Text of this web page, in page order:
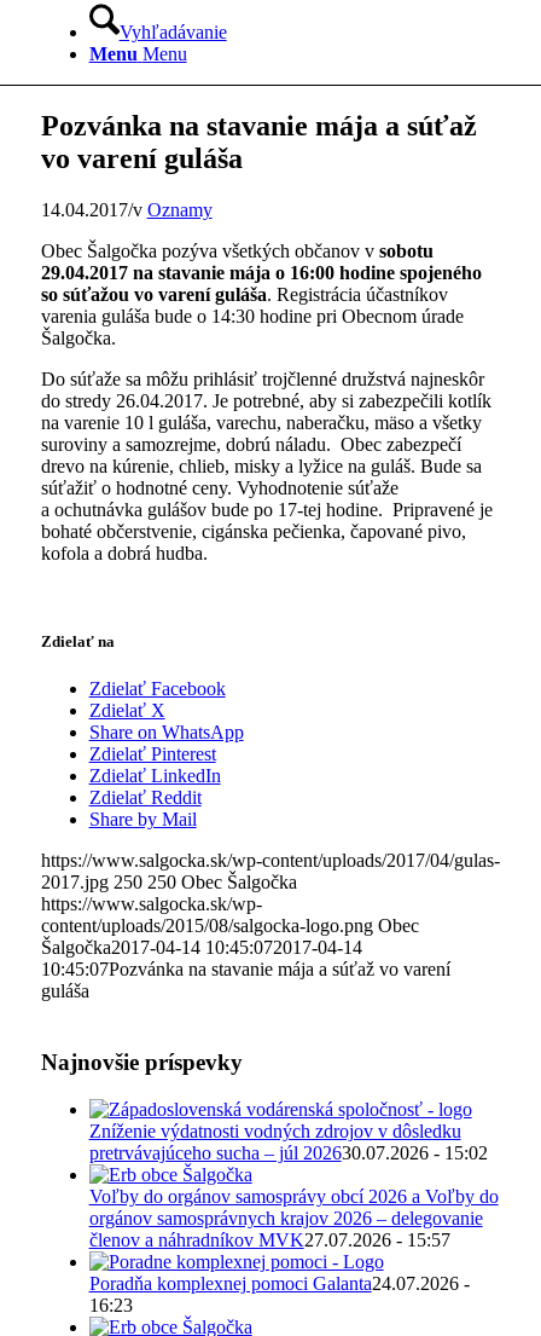
Vyhľadávanie
Menu Menu
Pozvánka na stavanie mája a súťaž
vo varení guláša
14.04.2017/v Oznamy
Obec Šalgočka pozýva všetkých občanov v sobotu
29.04.2017 na stavanie mája o 16:00 hodine spojeného
so súťažou vo varení guláša. Registrácia účastníkov
varenia guláša bude o 14:30 hodine pri Obecnom úrade
Šalgočka.
Do súťaže sa môžu prihlásiť trojčlenné družstvá najneskôr
do stredy 26.04.2017. Je potrebné, aby si zabezpečili kotlík
na varenie 10 l guláša, varechu, naberačku, mäso a všetky
suroviny a samozrejme, dobrú náladu. Obec zabezpečí
drevo na kúrenie, chlieb, misky a lyžice na guláš. Bude sa
súťažiť o hodnotné ceny. Vyhodnotenie súťaže
a ochutnávka gulášov bude po 17-tej hodine. Pripravené je
bohaté občerstvenie, cigánska pečienka, čapované pivo,
kofola a dobrá hudba.
Zdielať na
Zdielať Facebook
Zdielať X
Share on WhatsApp
Zdielať Pinterest
Zdielať LinkedIn
Zdielať Reddit
Share by Mail
https://www.salgocka.sk/wp-content/uploads/2017/04/gulas-
2017.jpg 250 250 Obec Šalgočka
https://www.salgocka.sk/wp-
content/uploads/2015/08/salgocka-logo.png Obec
Šalgočka2017-04-14 10:45:072017-04-14
10:45:07Pozvánka na stavanie mája a súťaž vo varení
guláša
Najnovšie príspevky
Zníženie výdatnosti vodných zdrojov v dôsledku
pretrvávajúceho sucha – júl 202630.07.2026 - 15:02
Voľby do orgánov samosprávy obcí 2026 a Voľby do
orgánov samosprávnych krajov 2026 – delegovanie
členov a náhradníkov MVK27.07.2026 - 15:57
Poradňa komplexnej pomoci Galanta24.07.2026 -
16:23